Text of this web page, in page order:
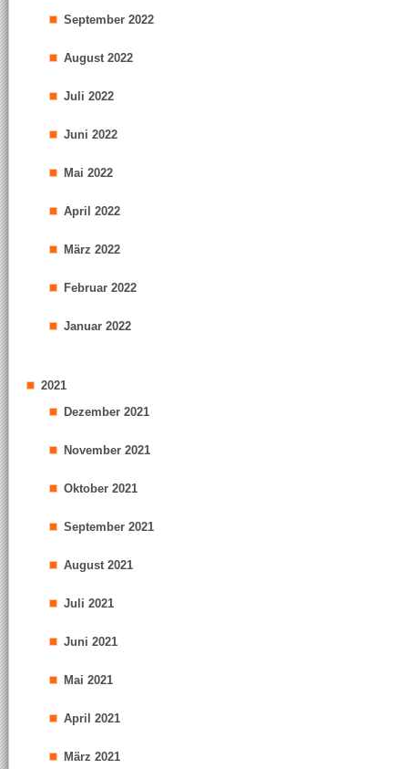
September 2022
August 2022
Juli 2022
Juni 2022
Mai 2022
April 2022
März 2022
Februar 2022
Januar 2022
2021
Dezember 2021
November 2021
Oktober 2021
September 2021
August 2021
Juli 2021
Juni 2021
Mai 2021
April 2021
März 2021